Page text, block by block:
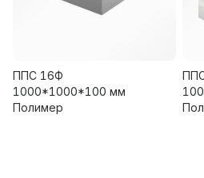
ППС 16Ф
1000*1000*100 мм
Полимер